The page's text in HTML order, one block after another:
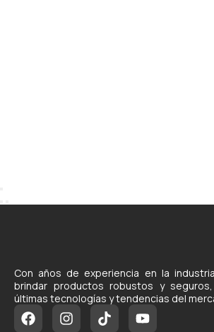
Con años de experiencia en la
brindar productos robustos y
últimas tecnologías y tendencias del